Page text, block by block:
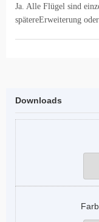
Ja. Alle Flügel sind
spätereErweiterung
Downloads